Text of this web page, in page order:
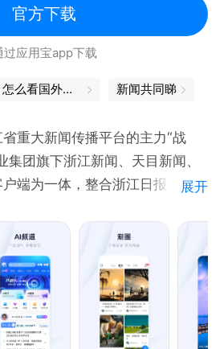
【我】/→【意见反馈】
/抖音：@搜狐新闻客户端
官方下载
过应用宝app下载
怎么看国外新闻 新闻共同睇
重大新闻传播平台的主力“战
集团旗下浙江新闻、天目新闻、
端为一体，整合浙江日报、浙江
、影响世界”为使命，贯通省市县
“传播大脑”的融媒技术，集聚浙江
提供深度思想报道、鲜活民生资讯
“好看的党端、有烟火气的平
”。
展开